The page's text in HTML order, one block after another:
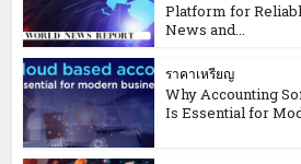
Platform for
News and...
ราคาเหรียญ
Why Accounting
Is Essential for